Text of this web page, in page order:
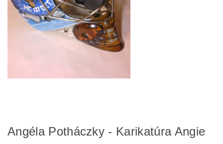
Angéla Potháczky - Karikatúra Angie